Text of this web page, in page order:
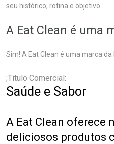
seu histórico, rotina e objetivo.
A Eat Clean é uma
Sim! A Eat Clean é uma marca da
;Titulo Comercial:
Saúde e Sabor
A Eat Clean oferece
deliciosos produtos